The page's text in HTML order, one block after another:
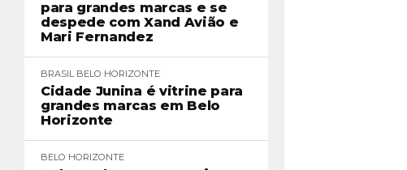
para grandes marcas e se
despede com Xand Avião e
Mari Fernandez
BRASIL BELO HORIZONTE
Cidade Junina é vitrine para
grandes marcas em Belo
Horizonte
BELO HORIZONTE